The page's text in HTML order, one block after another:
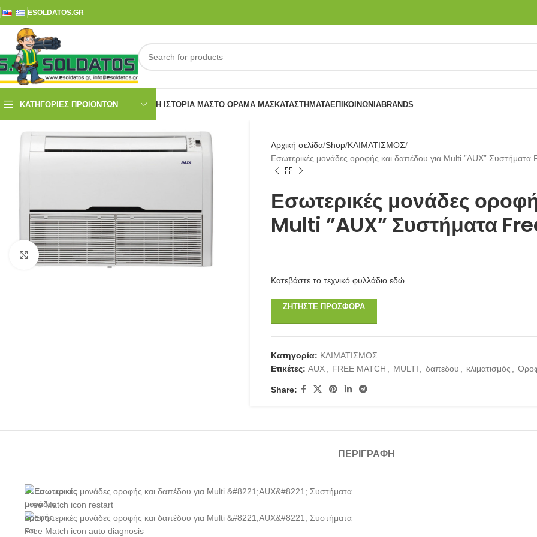
ESOLDATOS.GR
ΚΑΤΗΓΟΡΙΕΣ ΠΡΟΙΟΝΤΩΝ Η ΙΣΤΟΡΊΑ ΜΑΣΤΟ ΌΡΑΜΑ ΜΑΣΚΑΤΑΣΤΉΜΑΤΑΕΠΙΚΟΙΝΩΝΙΑBRANDS
Click to enlarge
Αρχική σελίδα Shop ΚΛΙΜΑΤΙΣΜΟΣ
Εσωτερικές μονάδες οροφής και δαπέδου για Multi ”AUX” Συστήματα
Εσωτερικές μονάδες
Multi ”AUX” Συστήματα
Κατεβάστε το τεχνικό φυλλάδιο εδώ
ΖΗΤΉΣΤΕ ΠΡΟΣΦΟΡΆ
Κατηγορία: ΚΛΙΜΑΤΙΣΜΟΣ
Ετικέτες: AUX FREE MATCH MULTI δαπεδου κλιματισμός
Share:
ΠΕΡΙΓΡΑΦΉ